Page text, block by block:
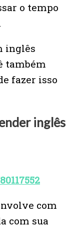
o tempo
inglês
também
fazer isso
inglês
com
com sua